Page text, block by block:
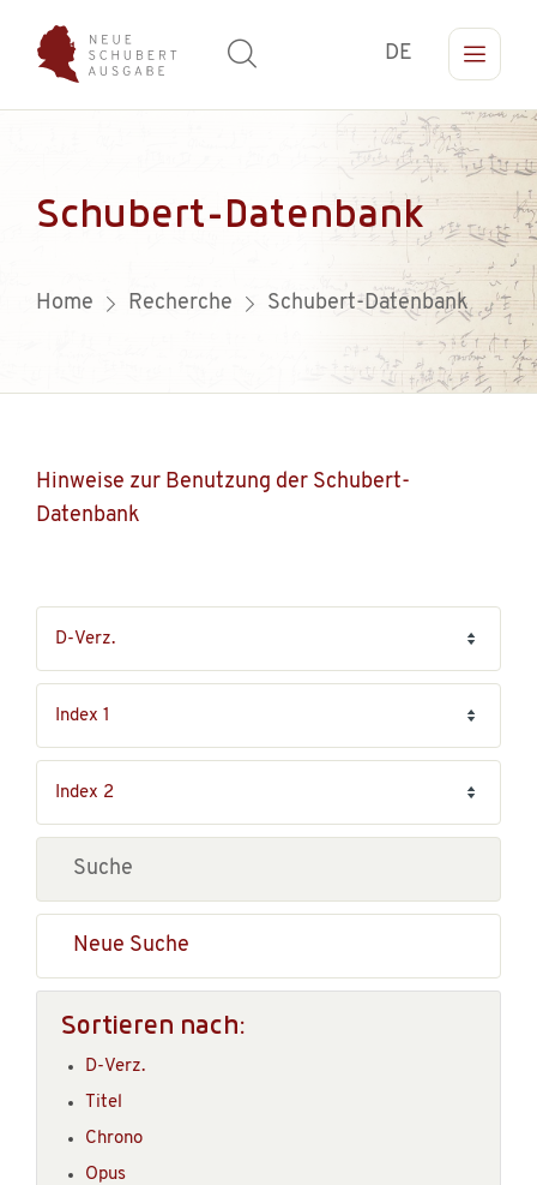
DE
Schubert-Datenbank
Home Recherche Schubert-Datenbank
Hinweise zur Benutzung der Schubert-
Datenbank
Neue Suche
Sortieren nach:
D-Verz.
Titel
Chrono
Opus